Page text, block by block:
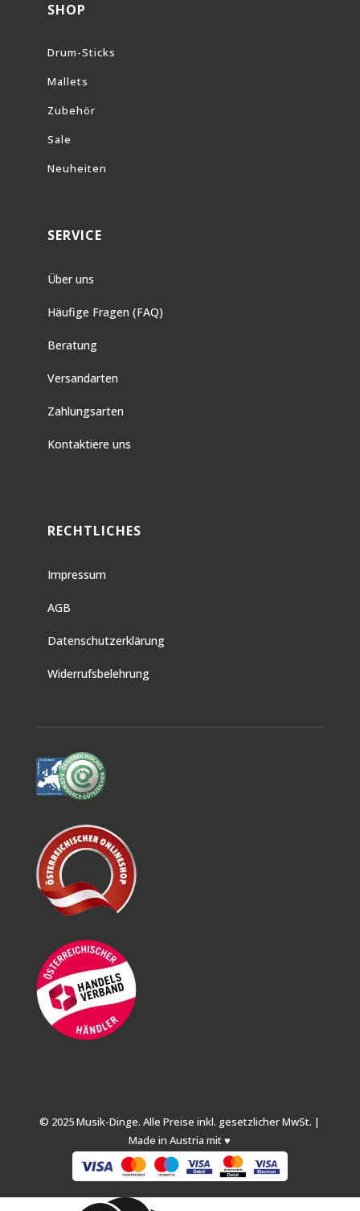
SHOP
Drum-Sticks
Mallets
Zubehör
Sale
Neuheiten
SERVICE
Über uns
Häufige Fragen (FAQ)
Beratung
Versandarten
Zahlungsarten
Kontaktiere uns
RECHTLICHES
Impressum
AGB
Datenschutzerklärung
Widerrufsbelehrung
© 2025 Musik-Dinge. Alle Preise inkl. gesetzlicher MwSt. |
Made in Austria mit ♥